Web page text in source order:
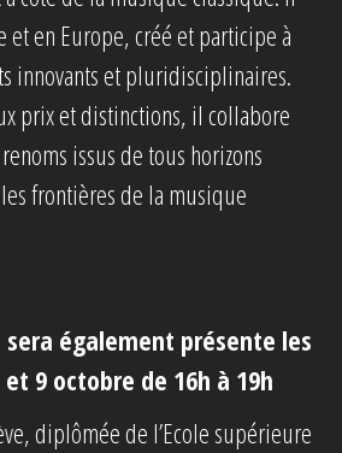
et en Europe, créé et participe à
innovants et pluridisciplinaires.
prix et distinctions, il collabore
issus de tous horizons
frontières de la musique
sera également présente les
9 octobre de 16h à 19h
diplômée de l’Ecole supérieure